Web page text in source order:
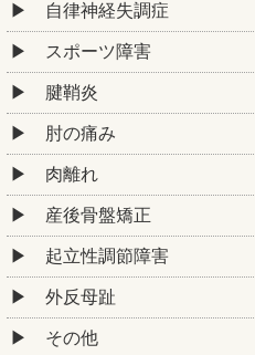
自律神経失調症
スポーツ障害
腱鞘炎
肘の痛み
肉離れ
産後骨盤矯正
起立性調節障害
外反母趾
その他